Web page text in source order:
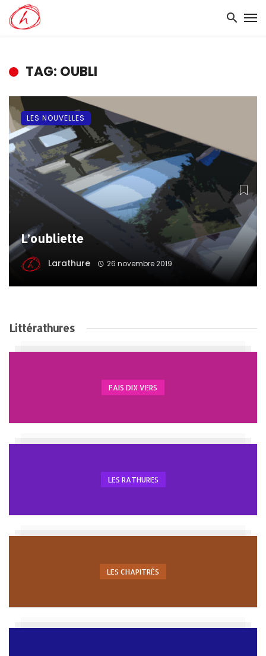
TAG: OUBLI
L’oubliette
Larathure 26 novembre 2019
LES NOUVELLES
Littérathures
FAIS DIX VERS
LES RATHURES
LES CHAPITRÉS